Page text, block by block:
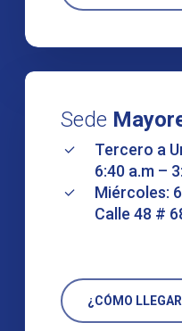
Sede
Tercero a
6:40 a.m –
Miércoles:
Calle 48 #
¿CÓMO